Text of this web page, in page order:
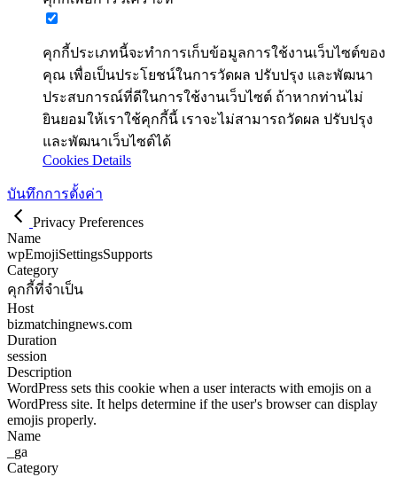
คุกกี้ประเภทนี้จะทำการเก็บข้อมูลการใช้งานเว็บไซต์ของ
คุณ เพื่อเป็นประโยชน์ในการวัดผล ปรับปรุง และพัฒนา
ประสบการณ์ที่ดีในการใช้งานเว็บไซต์ ถ้าหากท่านไม่
ยินยอมให้เราใช้คุกกี้นี้ เราจะไม่สามารถวัดผล ปรับปรุง
และพัฒนาเว็บไซต์ได้
Cookies Details
บันทึกการตั้งค่า
Privacy Preferences
Name
wpEmojiSettingsSupports
Category
คุกกี้ที่จำเป็น
Host
bizmatchingnews.com
Duration
session
Description
WordPress sets this cookie when a user interacts with emojis on a
WordPress site. It helps determine if the user's browser can display
emojis properly.
Name
_ga
Category